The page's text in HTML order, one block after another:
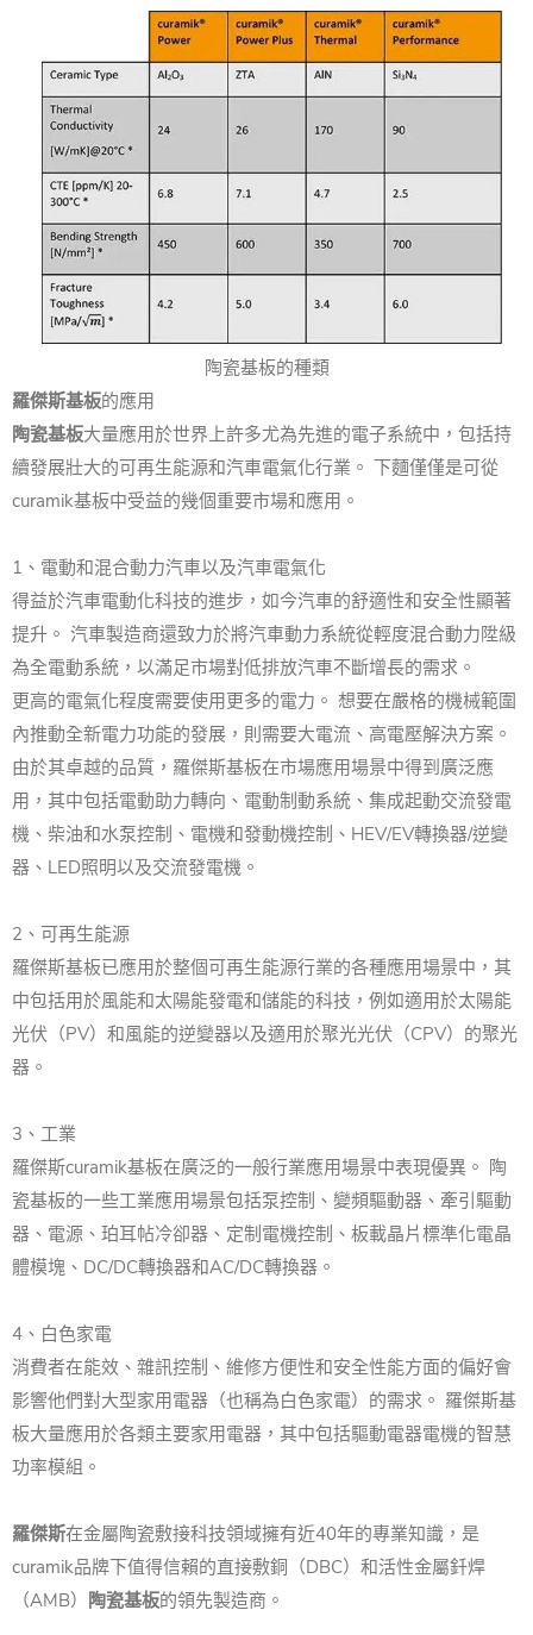
陶瓷基板的種類
羅傑斯基板的應用
陶瓷基板大量應用於世界上許多尤為先進的電子系統中，包括持
續發展壯大的可再生能源和汽車電氣化行業。 下麵僅僅是可從
curamik基板中受益的幾個重要市場和應用。
1、電動和混合動力汽車以及汽車電氣化
得益於汽車電動化科技的進步，如今汽車的舒適性和安全性顯著
提升。 汽車製造商還致力於將汽車動力系統從輕度混合動力陞級
為全電動系統，以滿足市場對低排放汽車不斷增長的需求。
更高的電氣化程度需要使用更多的電力。 想要在嚴格的機械範圍
內推動全新電力功能的發展，則需要大電流、高電壓解決方案。
由於其卓越的品質，羅傑斯基板在市場應用場景中得到廣泛應
用，其中包括電動助力轉向、電動制動系統、集成起動交流發電
機、柴油和水泵控制、電機和發動機控制、HEV/EV轉換器/逆變
器、LED照明以及交流發電機。
2、可再生能源
羅傑斯基板已應用於整個可再生能源行業的各種應用場景中，其
中包括用於風能和太陽能發電和儲能的科技，例如適用於太陽能
光伏（PV）和風能的逆變器以及適用於聚光光伏（CPV）的聚光
器。
3、工業
羅傑斯curamik基板在廣泛的一般行業應用場景中表現優異。 陶
瓷基板的一些工業應用場景包括泵控制、變頻驅動器、牽引驅動
器、電源、珀耳帖冷卻器、定制電機控制、板載晶片標準化電晶
體模塊、DC/DC轉換器和AC/DC轉換器。
4、白色家電
消費者在能效、雜訊控制、維修方便性和安全性能方面的偏好會
影響他們對大型家用電器（也稱為白色家電）的需求。 羅傑斯基
板大量應用於各類主要家用電器，其中包括驅動電器電機的智慧
功率模組。
羅傑斯在金屬陶瓷敷接科技領域擁有近40年的專業知識，是
curamik品牌下值得信賴的直接敷銅（DBC）和活性金屬釺焊
（AMB） 陶瓷基板的領先製造商。